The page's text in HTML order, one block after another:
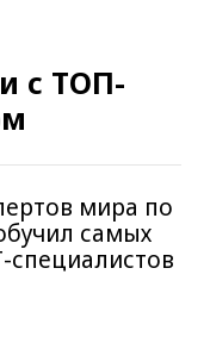
с ТОП-
мира по
самых